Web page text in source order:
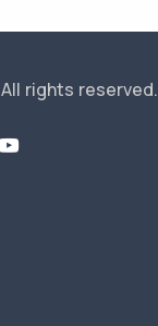
All rights reserved.